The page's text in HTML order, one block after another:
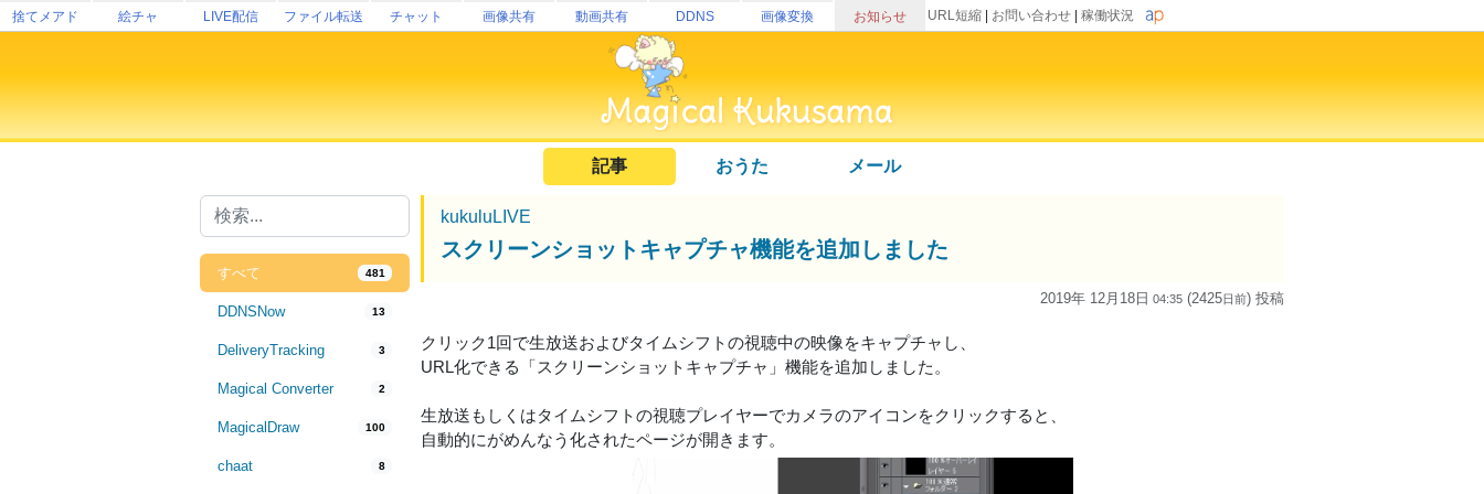
捨てメアド 絵チャ LIVE配信 ファイル転送 チャット 画像共有 動画共有 DDNS 画像変換 お知らせ URL短縮 お問い合わせ 稼働状況
記事 おうた メール
すべて 481
DDNSNow 13
DeliveryTracking 3
Magical Converter 2
MagicalDraw 100
chaat 8
kukuluLIVE
スクリーンショットキャプチャ機能を追加しました
2019年 12月18日 04:35 (2425日前) 投稿
クリック1回で生放送およびタイムシフトの視聴中の映像をキャプチャし、
URL化できる「スクリーンショットキャプチャ」機能を追加しました。
生放送もしくはタイムシフトの視聴プレイヤーでカメラのアイコンをクリックすると、
自動的にがめんなう化されたページが開きます。